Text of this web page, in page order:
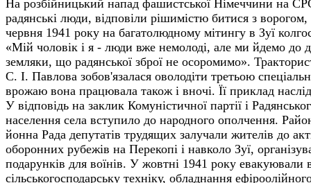
На розбійницький напад фашистської Німеччини на
радянські люди, відповіли рішимістю битися з
червня 1941 року на багатолюдному мітингу в Зуї
«Мій чоловік і я - люди вже немолоді, але ми йдемо до
земляки, що радянської зброї не осоромимо».
С. І. Павлова зобов'язалася оволодіти третьою
врожаю вона працювала також і вночі. Її приклад
У відповідь на заклик Комуністичної партії і
населення села вступило до народного ополчення.
йонна Рада депутатів трудящих залучали жителів до
оборонних рубежів на Перекопі і навколо Зуї,
подарунків для воїнів. У жовтні 1941 року евакуювали
сільськогосподарську техніку, обладнання